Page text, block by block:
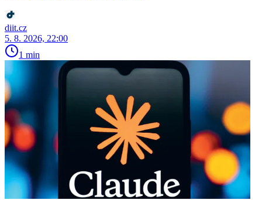
diit.cz
5. 8. 2026, 22:00
1 min